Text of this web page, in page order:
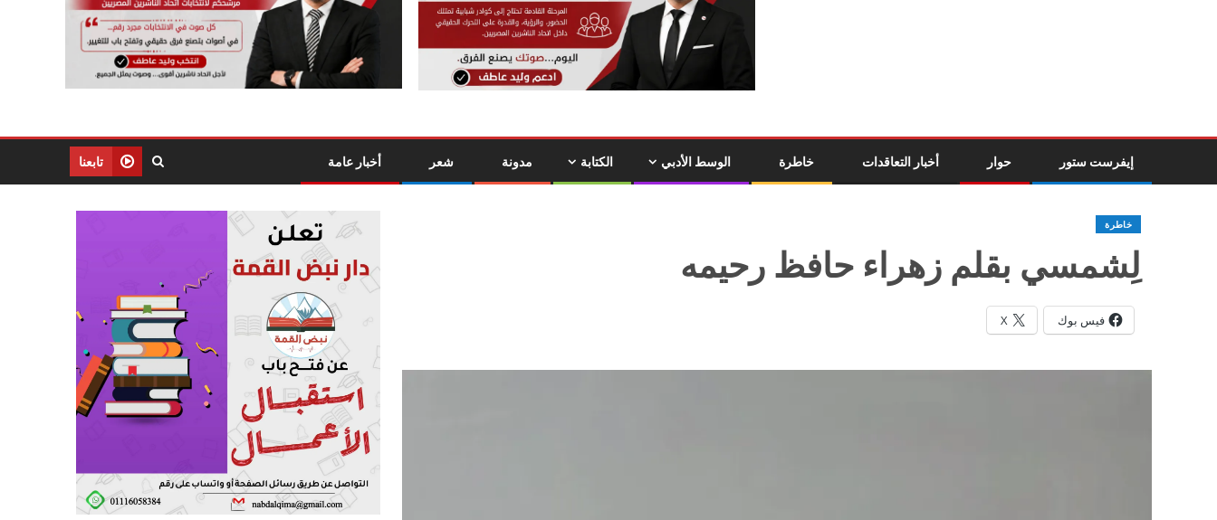
إيفرست ستور حوار أخبار التعاقدات خاطرة الوسط الأدبي الكتابة مدونة شعر أخبار عامة تابعنا
خاطرة
لِشمسي بقلم زهراء حافظ رحيمه
فيس بوك X